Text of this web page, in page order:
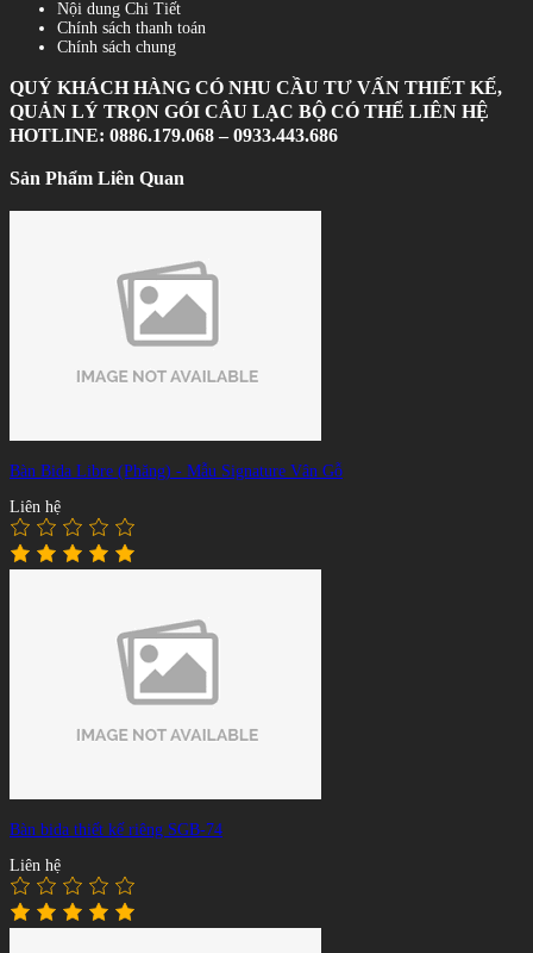
Nội dung Chi Tiết
Chính sách thanh toán
Chính sách chung
QUÝ KHÁCH HÀNG CÓ NHU CẦU TƯ VẤN THIẾT KẾ,
QUẢN LÝ TRỌN GÓI CÂU LẠC BỘ CÓ THỂ LIÊN HỆ
HOTLINE: 0886.179.068 – 0933.443.686
Sản Phẩm Liên Quan
Bàn Bida Libre (Phăng) - Mẫu Signature Vân Gỗ
Liên hệ
Bàn bida thiết kế riêng SGB-74
Liên hệ